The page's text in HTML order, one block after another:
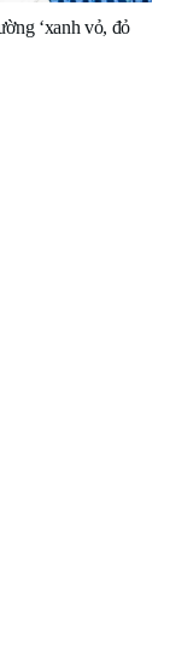
‘xanh vỏ, đỏ